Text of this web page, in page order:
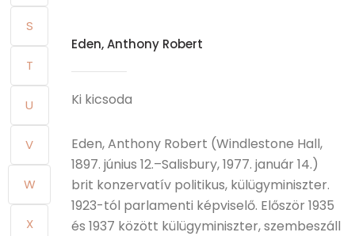
S
T
U
V
W
X
Eden, Anthony Robert
Ki kicsoda
Eden, Anthony Robert (Windlestone Hall,
1897. június 12.–Salisbury, 1977. január 14.)
brit konzervatív politikus, külügyminiszter.
1923-tól parlamenti képviselő. Először 1935
és 1937 között külügyminiszter, szembeszáll